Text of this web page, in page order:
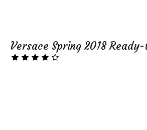
Versace Spring 2018